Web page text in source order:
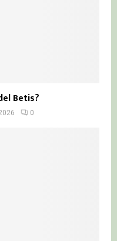
Betis?
0